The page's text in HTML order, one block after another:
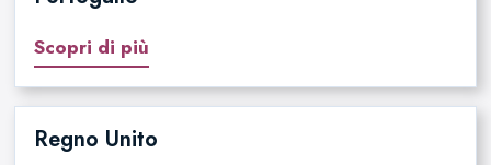
Scopri di più
Regno Unito